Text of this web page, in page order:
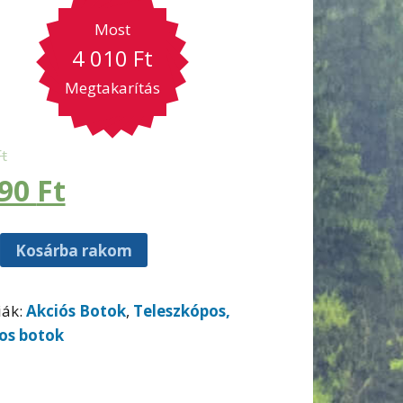
Most
4 010 Ft
Megtakarítás
Ft
Kosárba rakom
Akciós Botok, Teleszkópos,
botok